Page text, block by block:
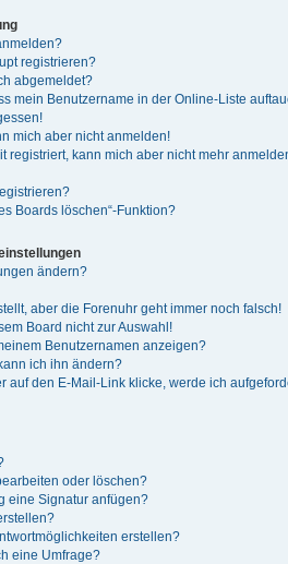
registrieren?
abgemeldet?
mein Benutzername in der Online-Liste
mich aber nicht anmelden!
registriert, kann mich aber nicht mehr
Boards löschen“-Funktion?
ändern?
aber die Forenuhr geht immer noch falsch!
Board nicht zur Auswahl!
Benutzernamen anzeigen?
ich ihn ändern?
auf den E-Mail-Link klicke, werde ich
oder löschen?
eine Signatur anfügen?
erstellen?
eine Umfrage?